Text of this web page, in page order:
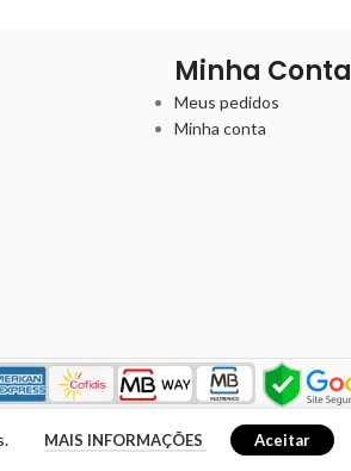
Minha Conta
Meus pedidos
Minha conta
MAIS INFORMAÇÕES
Aceitar